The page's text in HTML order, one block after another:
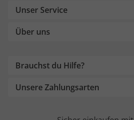
Unser Service
Über uns
Brauchst du Hilfe?
Unsere Zahlungsarten